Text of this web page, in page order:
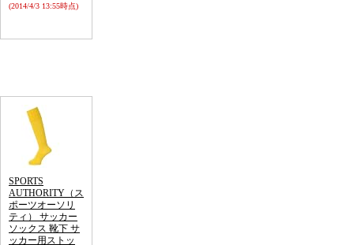
(2014/4/3 13:55時点)
SPORTS
AUTHORITY（ス
ポーツオーソリ
ティ） サッカー
ソックス 靴下 サ
ッカー用ストッ